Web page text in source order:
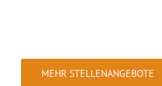
MEHR STELLENANGEBOTE